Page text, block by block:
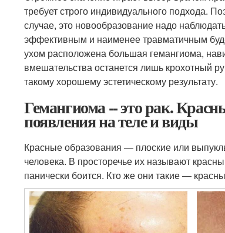
требует строго индивидуального подхода.
случае, это новообразование надо
эффективным и наименее травматичным
ухом расположена большая гемангиома,
вмешательства останется лишь крохотный
такому хорошему эстетическому результату.
Гемангиома -- это рак.
появления на теле и виды
Красные образования — плоские или
человека. В просторечье их называют
панически боится. Кто же они такие —